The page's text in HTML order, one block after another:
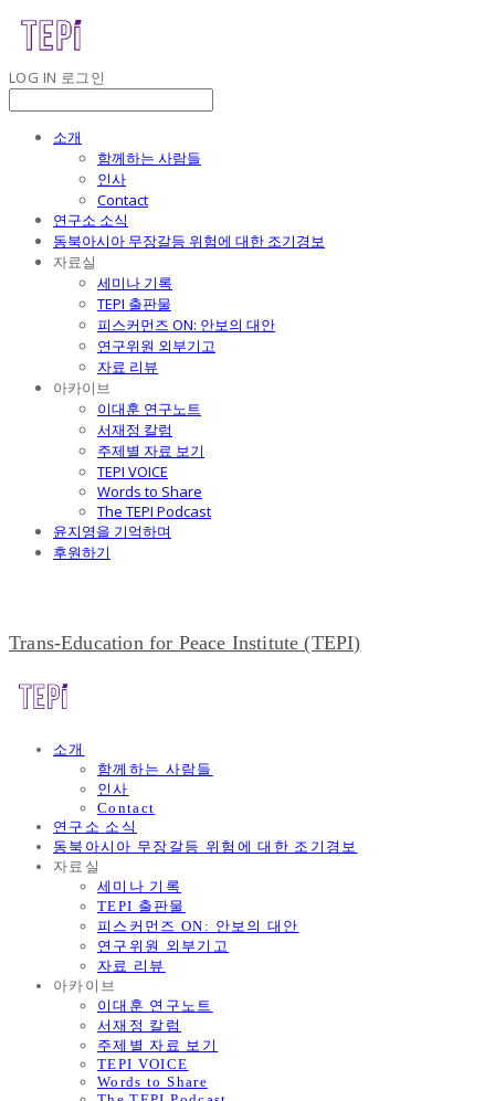
LOG IN 로그인
소개
함께하는 사람들
인사
Contact
연구소 소식
동북아시아 무장갈등 위험에 대한 조기경보
자료실
세미나 기록
TEPI 출판물
피스커먼즈 ON: 안보의 대안
연구위원 외부기고
자료 리뷰
아카이브
이대훈 연구노트
서재정 칼럼
주제별 자료 보기
TEPI VOICE
Words to Share
The TEPI Podcast
윤지영을 기억하며
후원하기
Trans-Education for Peace Institute (TEPI)
소개
함께하는 사람들
인사
Contact
연구소 소식
동북아시아 무장갈등 위험에 대한 조기경보
자료실
세미나 기록
TEPI 출판물
피스커먼즈 ON: 안보의 대안
연구위원 외부기고
자료 리뷰
아카이브
이대훈 연구노트
서재정 칼럼
주제별 자료 보기
TEPI VOICE
Words to Share